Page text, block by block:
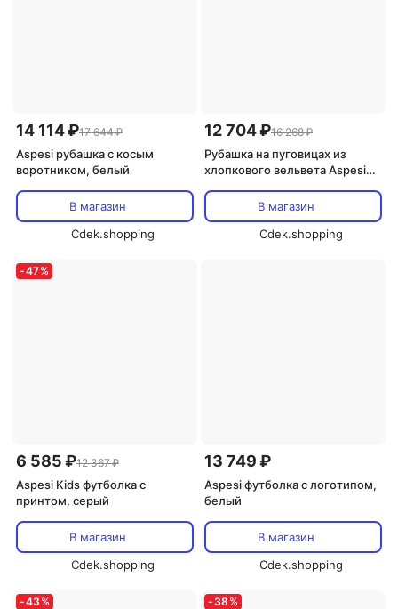
14 114 ₽17 644 ₽
Aspesi рубашка с косым
воротником, белый
В магазин
Cdek.shopping
12 704 ₽16 268 ₽
Рубашка на пуговицах из
хлопкового вельвета Aspesi
В магазин
Cdek.shopping
-47%
6 585 ₽12 367 ₽
Aspesi Kids футболка с
принтом, серый
В магазин
Cdek.shopping
13 749 ₽
Aspesi футболка с логотипом,
белый
В магазин
Cdek.shopping
-43 % - 38 %